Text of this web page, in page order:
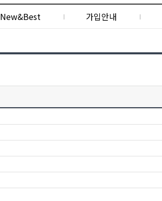
New&Best 가입안내